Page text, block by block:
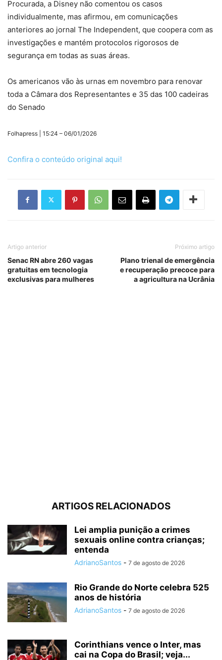
Procurada, a Disney não comentou os casos
individualmente, mas afirmou, em comunicações
anteriores ao jornal The Independent, que coopera com as
investigações e mantém protocolos rigorosos de
segurança em todas as suas áreas.
Os americanos vão às urnas em novembro para renovar
toda a Câmara dos Representantes e 35 das 100 cadeiras
do Senado
Folhapress | 15:24 – 06/01/2026
Confira o conteúdo original aqui!
Artigo anterior
Senac RN abre 260 vagas
gratuitas em tecnologia
exclusivas para mulheres
Próximo artigo
Plano trienal de emergência
e recuperação precoce para
a agricultura na Ucrânia
ARTIGOS RELACIONADOS
Lei amplia punição a crimes
sexuais online contra crianças;
entenda
AdrianoSantos - 7 de agosto de 2026
Rio Grande do Norte celebra 525
anos de história
AdrianoSantos - 7 de agosto de 2026
Corinthians vence o Inter, mas
cai na Copa do Brasil; veja...